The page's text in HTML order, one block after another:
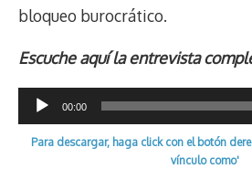
bloqueo burocrático.
Escuche aquí la entrevista
Reproductor
de
audio
00:00
Para descargar, haga click con el botón
vínculo como'